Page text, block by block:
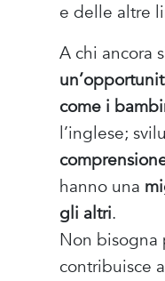
e delle altre
A chi ancora
come i
l’inglese;
hanno una
gli altri.
Non bisogna
contribuisce